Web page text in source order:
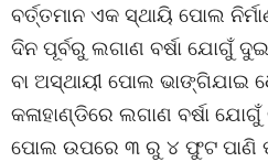
ବର୍ତ୍ତମାନ ଏକ ସ୍ଥାୟି ପୋଲ
ଦିନ ପୂର୍ବରୁ ଲଗାଣ ବର୍ଷା ଯୋଗୁଁ
ବା ଅସ୍ଥାୟୀ ପୋଲ ଭାଙ୍ଗିଯାଇ
କଳାହାଣ୍ଡିରେ ଲଗାଣ ବର୍ଷା
ପୋଲ ଉପରେ ୩ ରୁ ୪ ଫୁଟ ପାଣି